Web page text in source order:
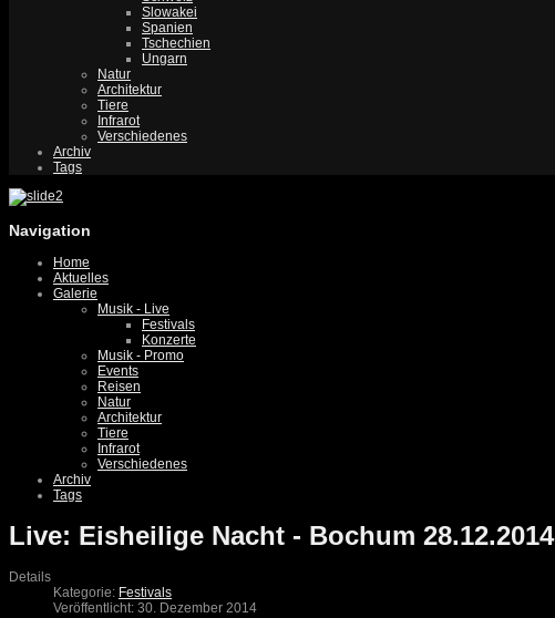
Slowakei
Spanien
Tschechien
Ungarn
Natur
Architektur
Tiere
Infrarot
Verschiedenes
Archiv
Tags
Navigation
Home
Aktuelles
Galerie
Musik - Live
Festivals
Konzerte
Musik - Promo
Events
Reisen
Natur
Architektur
Tiere
Infrarot
Verschiedenes
Archiv
Tags
Live: Eisheilige Nacht - Bochum 28.12.2014
Details
Kategorie: Festivals
Veröffentlicht: 30. Dezember 2014